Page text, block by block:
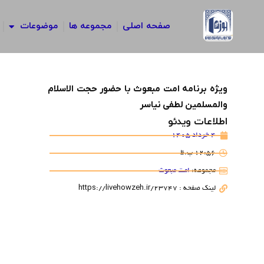
صفحه اصلی مجموعه ها موضوعات
ویژه برنامه امت مبعوث با حضور حجت الاسلام
والمسلمین لطفی نیاسر
اطلاعات ویدئو
4 خرداد 1405
12:56 ب.ظ
مجموعه:امت مبعوث
لینک صفحه : https://livehowzeh.ir/23747